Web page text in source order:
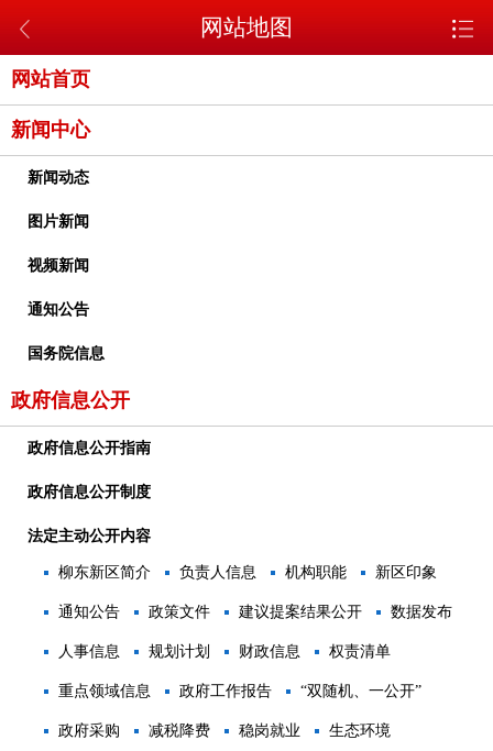
网站地图
网站首页
新闻中心
新闻动态
图片新闻
视频新闻
通知公告
国务院信息
政府信息公开
政府信息公开指南
政府信息公开制度
法定主动公开内容
柳东新区简介 负责人信息 机构职能 新区印象
通知公告 政策文件 建议提案结果公开 数据发布
人事信息 规划计划 财政信息 权责清单
重点领域信息 政府工作报告 “双随机、一公开”
政府采购 减税降费 稳岗就业 生态环境